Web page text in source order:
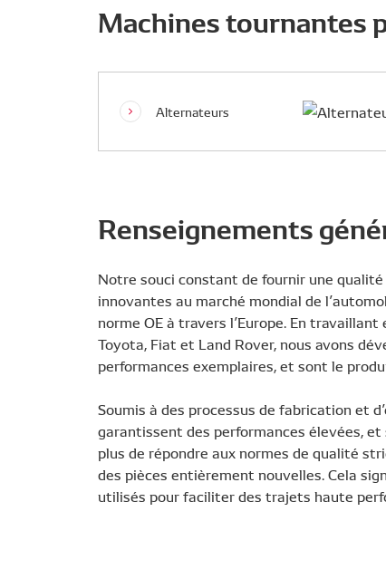
Machines tournantes
Alternateurs
Renseignements
Notre souci constant de fournir une
innovantes au marché mondial de
norme OE à travers l’Europe. En
Toyota, Fiat et Land Rover, nous avons
performances exemplaires, et sont le
Soumis à des processus de fabrication et
garantissent des performances élevées,
plus de répondre aux normes de qualité
des pièces entièrement nouvelles. Cela
utilisés pour faciliter des trajets haute